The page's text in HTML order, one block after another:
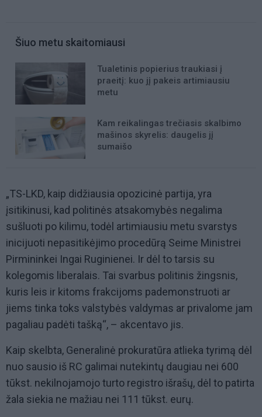
Šiuo metu skaitomiausi
Tualetinis popierius traukiasi į
praeitį: kuo jį pakeis artimiausiu
metu
Kam reikalingas trečiasis skalbimo
mašinos skyrelis: daugelis jį
sumaišo
„TS-LKD, kaip didžiausia opozicinė partija, yra
įsitikinusi, kad politinės atsakomybės negalima
sušluoti po kilimu, todėl artimiausiu metu svarstys
inicijuoti nepasitikėjimo procedūrą Seime Ministrei
Pirmininkei Ingai Ruginienei. Ir dėl to tarsis su
kolegomis liberalais. Tai svarbus politinis žingsnis,
kuris leis ir kitoms frakcijoms pademonstruoti ar
jiems tinka toks valstybės valdymas ar privalome jam
pagaliau padėti tašką“, – akcentavo jis.
Kaip skelbta, Generalinė prokuratūra atlieka tyrimą dėl
nuo sausio iš RC galimai nutekintų daugiau nei 600
tūkst. nekilnojamojo turto registro išrašų, dėl to patirta
žala siekia ne mažiau nei 111 tūkst. eurų.